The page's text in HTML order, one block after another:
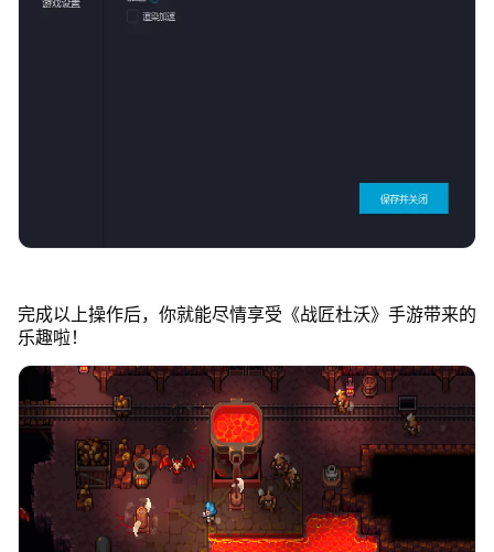
完成以上操作后，你就能尽情享受《战匠杜沃》手游带来的
乐趣啦！